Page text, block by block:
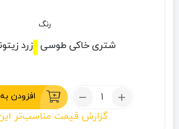
رنگ
شتریخاکی طوسی زرد
تعداد:
درجه
افزودن
گزارش قیمت مناسب‌تر این